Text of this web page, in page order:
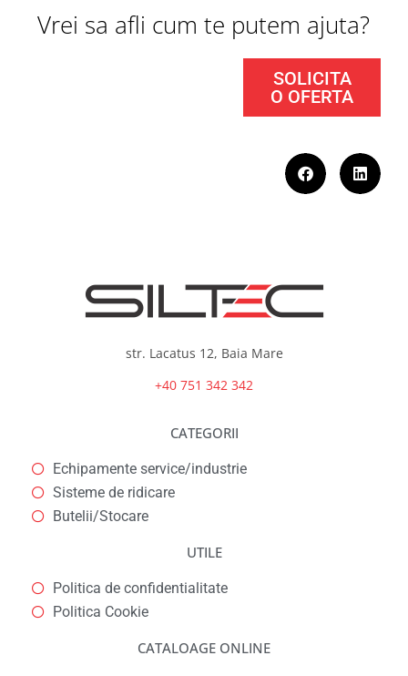
Vrei sa afli cum te putem ajuta?
SOLICITA
O OFERTA
str. Lacatus 12, Baia Mare
+40 751 342 342
CATEGORII
Echipamente service/industrie
Sisteme de ridicare
Butelii/Stocare
UTILE
Politica de confidentialitate
Politica Cookie
CATALOAGE ONLINE